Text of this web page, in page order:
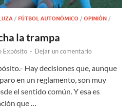
/ FÚTBOL AUTONÓMICO / OPINIÓN /
la trampa
Expósito - Dejar un comentario
Hay decisiones que, aunque
en un reglamento, son muy
el sentido común. Y esa es
que …